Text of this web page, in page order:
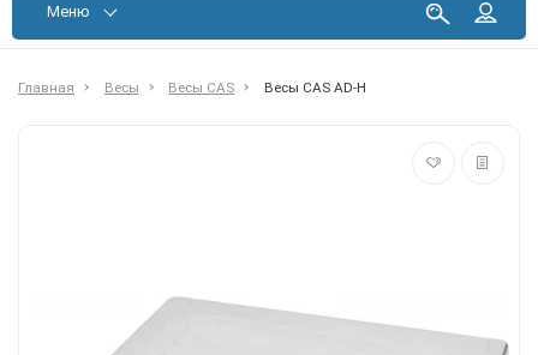
Меню
Главная Весы Весы CAS Весы CAS AD-H